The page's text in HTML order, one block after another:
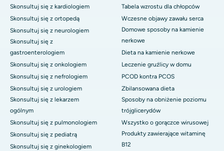
Skonsultuj się z kardiologiem
Skonsultuj się z ortopedą
Skonsultuj się z neurologiem
Skonsultuj się z
gastroenterologiem
Skonsultuj się z onkologiem
Skonsultuj się z nefrologiem
Skonsultuj się z urologiem
Skonsultuj się z lekarzem
ogólnym
Skonsultuj się z pulmonologiem
Skonsultuj się z pediatrą
Skonsultuj się z ginekologiem
Tabela wzrostu dla chłopców
Wczesne objawy zawału serca
Domowe sposoby na kamienie
nerkowe
Dieta na kamienie nerkowe
Leczenie gruźlicy w domu
PCOD kontra PCOS
Zbilansowana dieta
Sposoby na obniżenie poziomu
trójglicerydów
Wszystko o gorączce wirusowej
Produkty zawierające witaminę
B12